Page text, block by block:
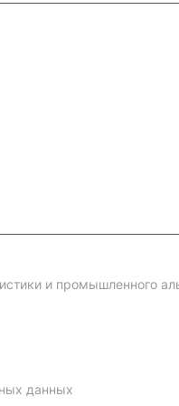
и промышленного
данных